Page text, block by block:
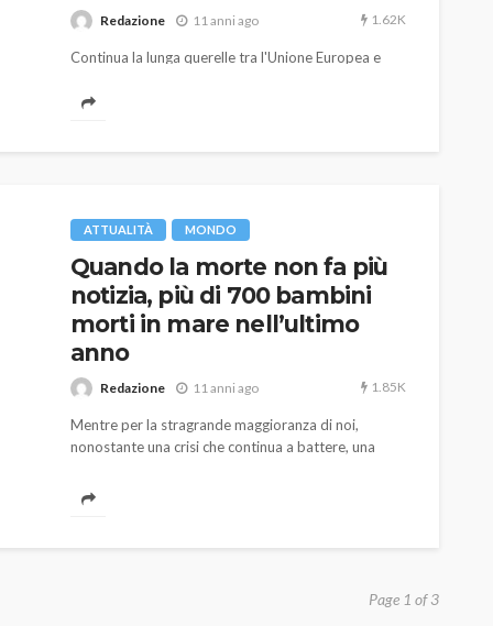
Redazione 11 anni ago 1.62K
Continua la lunga querelle tra l'Unione Europea e
carico del nostro Paese in materia di asilo dei
ATTUALITÀ MONDO
Quando la morte non fa più
notizia, più di 700 bambini
morti in mare nell’ultimo
anno
Redazione 11 anni ago 1.85K
Mentre per la stragrande maggioranza di noi,
nonostante una crisi che continua a battere, una
pensare ai regali natalizi per i bambini, ve ne sono
Page 1 of 3